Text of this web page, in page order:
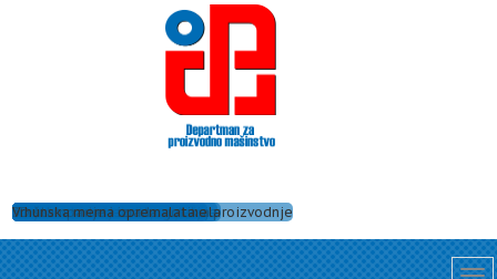
Tehnologija zavarivanja
Dobro opremljene laboratorije
Numeričke simulacije procesa proizvodnje
Održavanje mašina i uređaja
Ispitivanje strukture materijala
Alati za obradu rezanjem
Ispitivanje uzroka havarija
Nanošenje zaštitnih prevlaka
Obrade skidanjem strugotine
Projektovanje i izrada alata
3D štampa
Vrhunska merna oprema